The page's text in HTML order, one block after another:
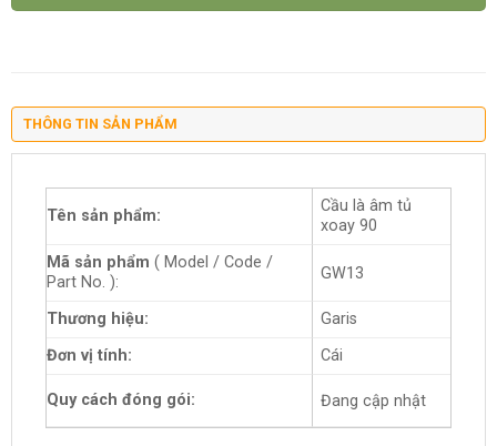
THÔNG TIN SẢN PHẨM
Tên sản phẩm:
Cầu là âm tủ
xoay 90
Mã sản phẩm ( Model / Code /
Part No. ):
GW13
Thương hiệu:
Garis
Đơn vị tính:
Cái
Quy cách đóng gói: Đang cập nhật